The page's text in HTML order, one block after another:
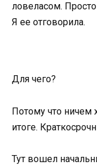
ловеласом.
Я ее отговорила.
Для чего?
Потому что ничем
итоге.
Тут вошел